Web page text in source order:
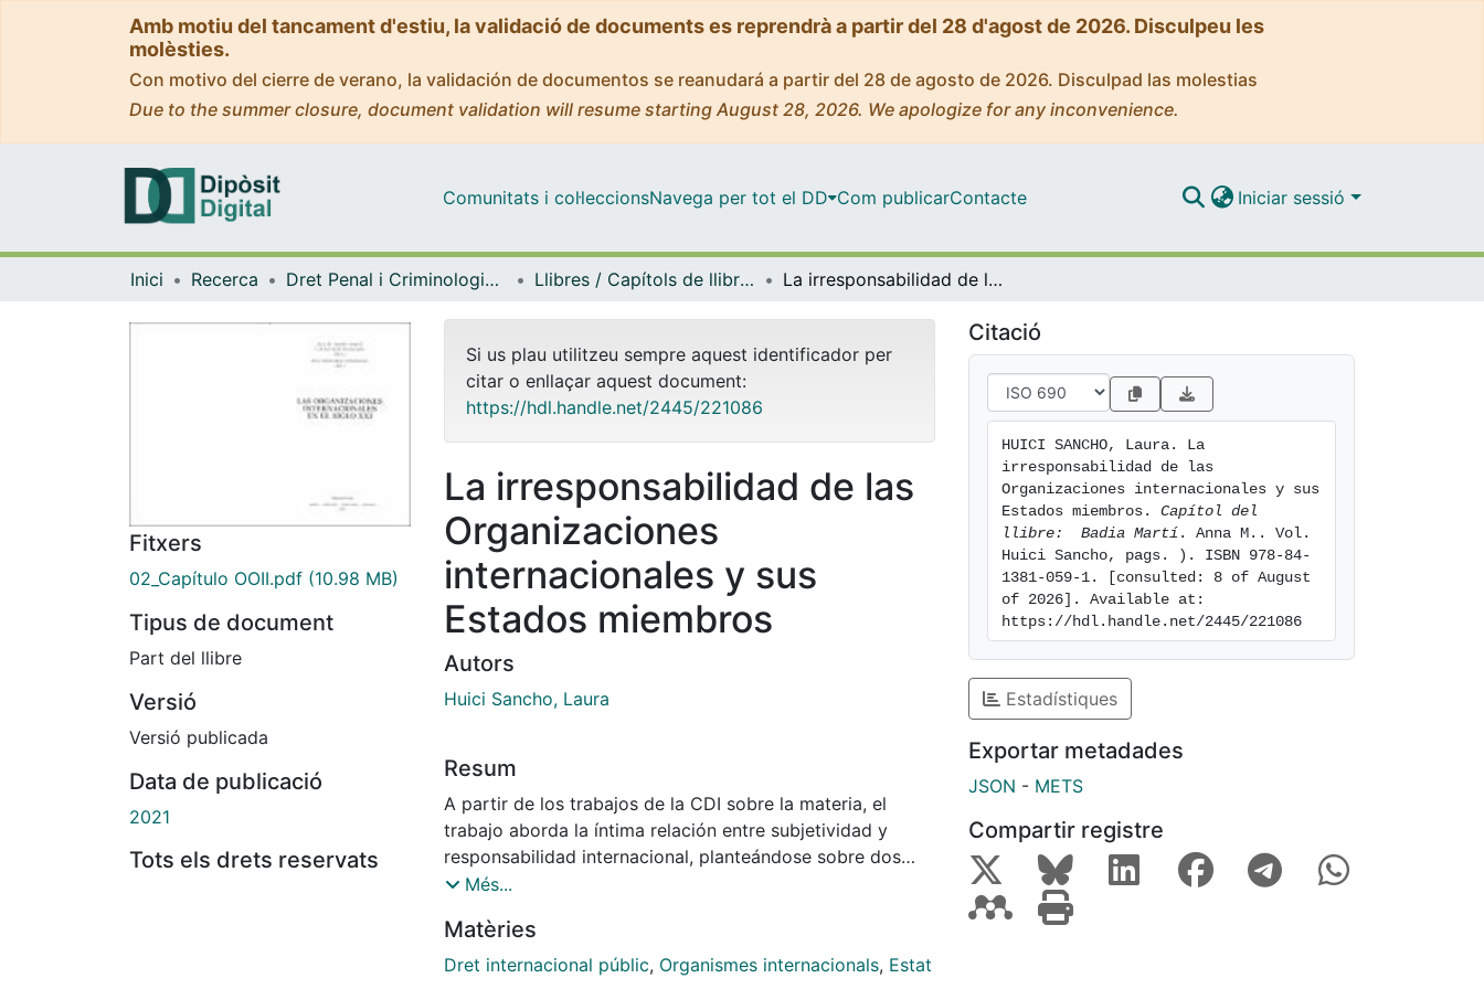
Amb motiu del tancament d'estiu, la validació de documents es reprendrà a partir del 28 d'agost de 2026. Disculpeu les
molèsties.
Con motivo del cierre de verano, la validación de documentos se reanudará a partir del 28 de agosto de 2026. Disculpad las molestias
Due to the summer closure, document validation will resume starting August 28, 2026. We apologize for any inconvenience.
Comunitats i col·leccionsNavega per tot el DD Com publicarContacte Iniciar sessió
Inici Recerca Dret Penal i Criminologia, i Dret Internacional Públic i Relacions Internacional Llibres / Capítols de llibre (Dret Penal i Criminologia, i Dret Internacional Públic i Relacions Internacionals) La irresponsabilidad de las Organizaciones internacionales y sus Estados miembros
Fitxers
02_Capítulo OOII.pdf (10.98 MB)
Tipus de document
Part del llibre
Versió
Versió publicada
Data de publicació
2021
Tots els drets reservats
Si us plau utilitzeu sempre aquest identificador per
citar o enllaçar aquest document:
https://hdl.handle.net/2445/221086
La irresponsabilidad de las
Organizaciones
internacionales y sus
Estados miembros
Autors
Huici Sancho, Laura
Resum
A partir de los trabajos de la CDI sobre la materia, el
trabajo aborda la íntima relación entre subjetividad y
responsabilidad internacional, planteándose sobre dos
líneas de razonamiento. La primera se dedica al análisis
responsabilidad a las organizaciones internacionales
(responsabilidad por hechos internacionalmente ilícitos,
Més...
Matèries
Dret internacional públic, Organismes internacionals, Estat
Citació
HUICI SANCHO, Laura. La
irresponsabilidad de las
Organizaciones internacionales y sus
Estados miembros. Capítol del
llibre:  Badia Martí . Anna M.. Vol.
Huici Sancho, pags. ). ISBN 978-84-
1381-059-1. [consulted: 8 of August
of 2026]. Available at:
https://hdl.handle.net/2445/221086
Estadístiques
Exportar metadades
JSON - METS
Compartir registre